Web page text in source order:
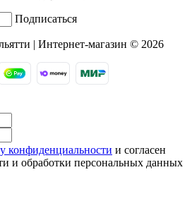
Подписаться
| Интернет-магазин © 2026
конфиденциальности и согласен
и обработки персональных данных